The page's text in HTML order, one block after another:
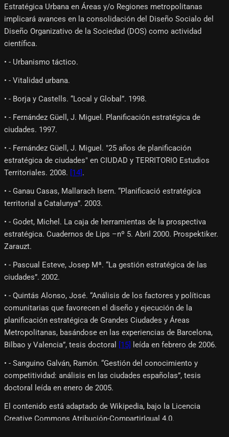
Estratégica Urbana en Áreas y/o Regiones metropolitanas
implicará avances en la consolidación del Diseño Socialo del
Diseño Organizativo de la Sociedad (DOS) como actividad
científica.
• - Urbanismo táctico.
• - Vitalidad urbana.
• - Borja y Castells. “Local y Global”. 1998.
• - Fernández Güell, J. Miguel. Planificación estratégica de
ciudades. 1997.
• - Fernández Güell, J. Miguel. "25 años de planificación
estratégica de ciudades" en CIUDAD y TERRITORIO Estudios
Territoriales. 2008. [14] .
• - Ganau Casas, Mallarach Isern. “Planificació estratégica
territorial a Catalunya”. 2003.
• - Godet, Michel. La caja de herramientas de la prospectiva
estratégica. Cuadernos de Lips –nº 5. Abril 2000. Prospektiker.
Zarauzt.
• - Pascual Esteve, Josep Mª. “La gestión estratégica de las
ciudades”. 2002.
• - Quintás Alonso, José. “Análisis de los factores y políticas
comunitarias que favorecen el diseño y ejecución de la
planificación estratégica de Grandes Ciudades y Áreas
Metropolitanas, basándose en las experiencias de Barcelona,
Bilbao y Valencia”, tesis doctoral
[15]
leída en febrero de 2006.
• - Sanguino Galván, Ramón. “Gestión del conocimiento y
competitividad: análisis en las ciudades españolas”, tesis
doctoral leída en enero de 2005.
El contenido está adaptado de Wikipedia, bajo la Licencia
Creative Commons Atribución-CompartirIgual 4.0.